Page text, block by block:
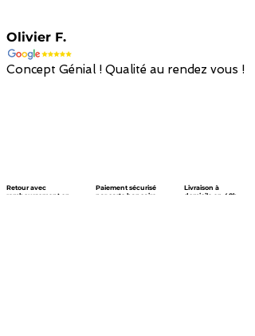
Olivier F.
Concept Génial ! Qualité au rendez vous !
Retour avec
remboursement en
Paiement sécurisé
par carte bancaire
Livraison à
domicile en 48h